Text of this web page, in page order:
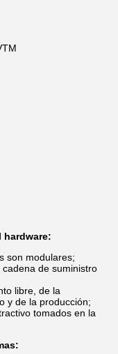
hardware:
son modulares;
de suministro
libre, de la
y de la producción;
tomados en la